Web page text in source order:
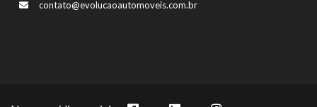
contato@evolucaoautomoveis.com.br